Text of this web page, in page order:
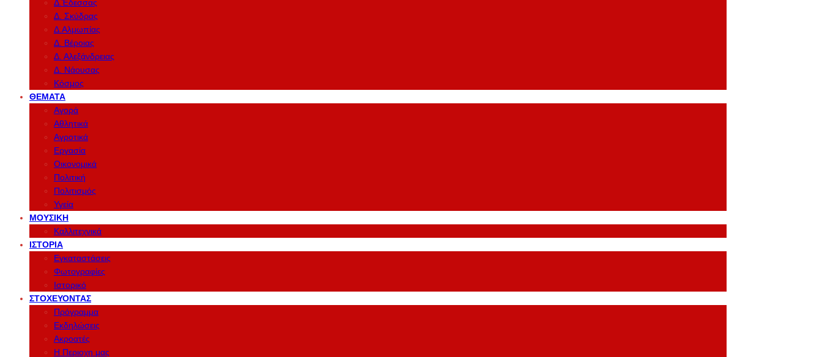
Δ.Έδεσσας
Δ. Σκύδρας
Δ.Αλμωπίας
Δ. Βέροιας
Δ. Αλεξάνδρειας
Δ. Νάουσας
Κόσμος
ΘΈΜΑΤΑ
Αγορά
Αθλητικά
Αγροτικά
Εργασία
Οικονομικά
Πολιτική
Πολιτισμός
Υγεία
ΜΟΥΣΙΚΉ
Καλλιτεχνικά
ΙΣΤΟΡΊΑ
Εγκαταστάσεις
Φωτογραφίες
Ιστορικό
ΣΤΟΧΕΎΟΝΤΑΣ
Πρόγραμμα
Εκδηλώσεις
Ακροατές
Η Περιοχη μας